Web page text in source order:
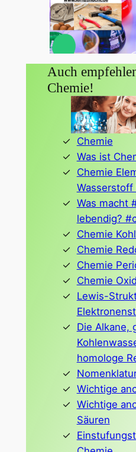
Auch
Chemie!
Chemie
Was ist
Chemie
Wasserstoff
Was macht
lebendig?
Chemie
Chemie
Chemie
Chemie
Lewis-
Die Alkane,
homologe
Wichtige
Wichtige
Säuren